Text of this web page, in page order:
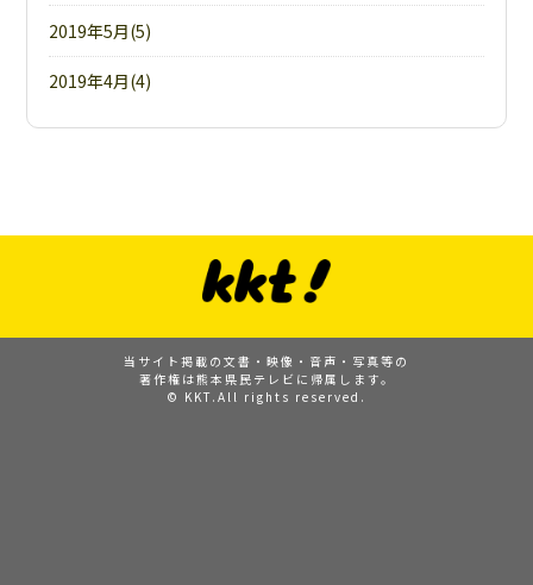
2019年5月(5)
2019年4月(4)
当サイト掲載の文書・映像・音声・写真等の
著作権は熊本県民テレビに帰属します。
© KKT.All rights reserved.